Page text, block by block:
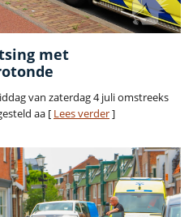
met
van zaterdag 4 juli omstreeks
aa [ Lees verder]